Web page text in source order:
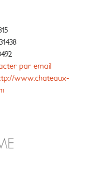
par email
www.chateaux-